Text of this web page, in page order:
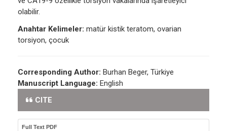
olabilir.
Anahtar Kelimeler: matür kistik teratom, ovarian
torsiyon, çocuk
Corresponding Author: Burhan Beger, Türkiye
Manuscript Language: English
CITE
Full Text PDF